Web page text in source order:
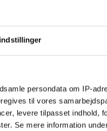
persondata om IP-
til vores
levere tilpasset indhold,
Se mere information